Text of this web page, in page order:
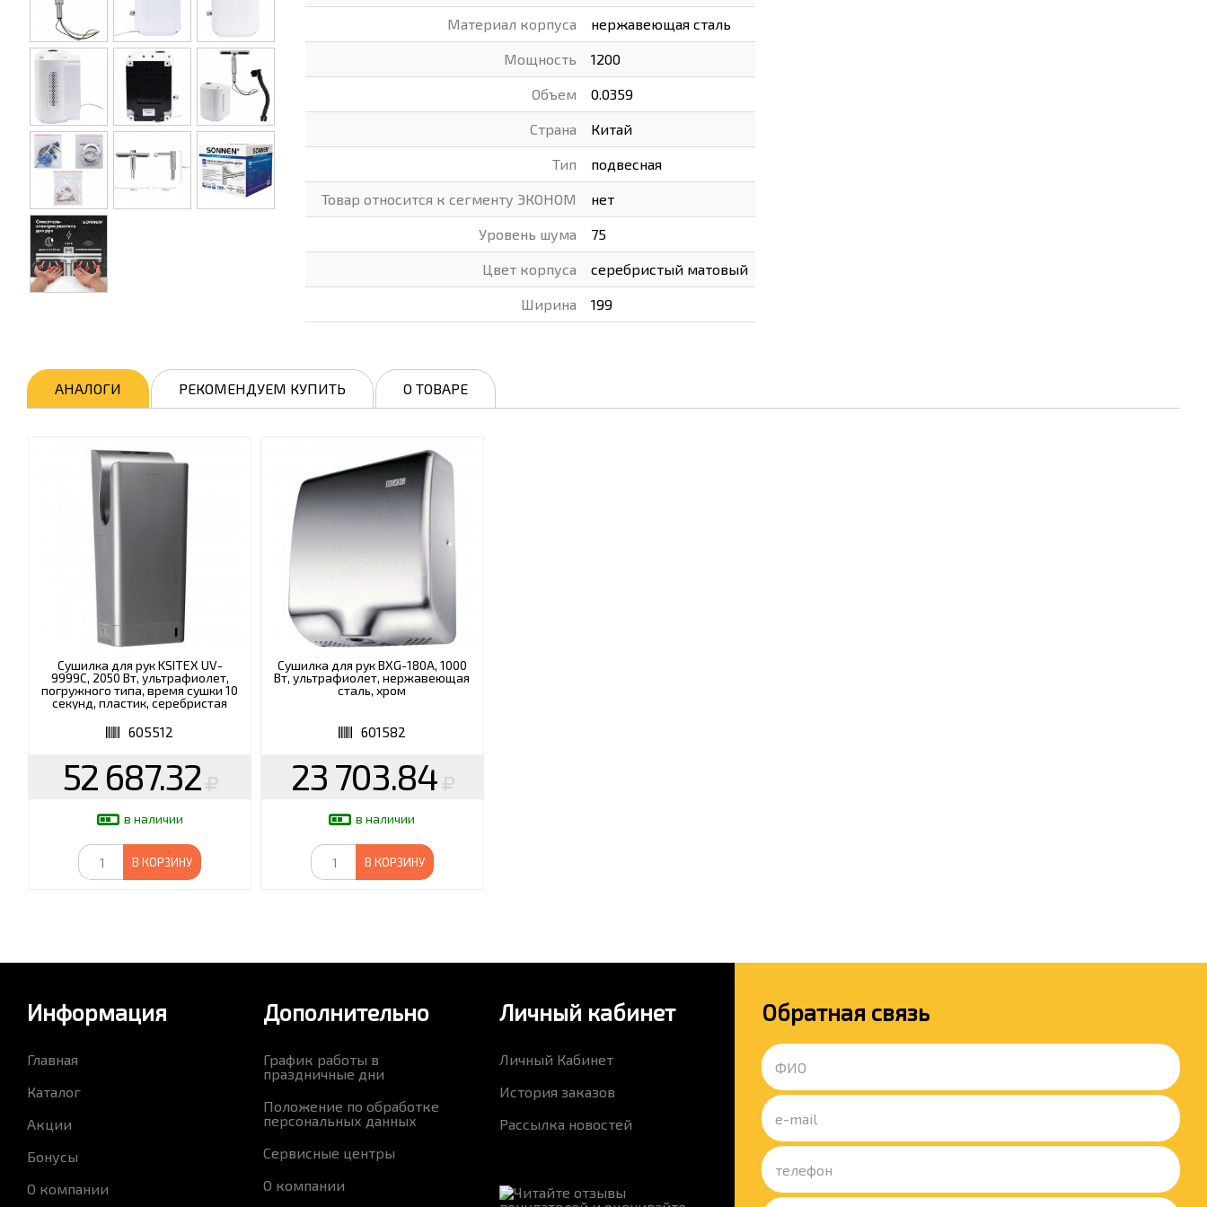
Материал корпуса нержавеющая сталь
Мощность 1200
Объем 0.0359
Страна Китай
Тип подвесная
Товар относится к сегменту ЭКОНОМ нет
Уровень шума 75
Цвет корпуса серебристый матовый
Ширина 199
АНАЛОГИ РЕКОМЕНДУЕМ КУПИТЬ О ТОВАРЕ
Сушилка для рук KSITEX UV-
9999C, 2050 Вт, ультрафиолет,
погружного типа, время сушки 10
секунд, пластик, серебристая
605512
52 687.32
в наличии
В КОРЗИНУ
Сушилка для рук BXG-180A, 1000
Вт, ультрафиолет, нержавеющая
сталь, хром
601582
23 703.84
в наличии
В КОРЗИНУ
Информация
Главная
Каталог
Акции
Бонусы
О компании
Дополнительно
График работы в
праздничные дни
Положение по обработке
персональных данных
Сервисные центры
О компании
Личный кабинет
Личный Кабинет
История заказов
Рассылка новостей
Обратная связь